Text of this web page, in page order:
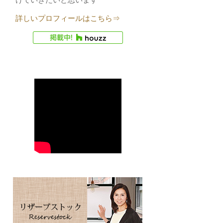
詳しいプロフィールはこちら⇒